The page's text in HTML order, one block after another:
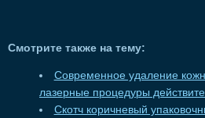
Смотрите также на тему:
Современное удаление
лазерные процедуры
Скотч коричневый